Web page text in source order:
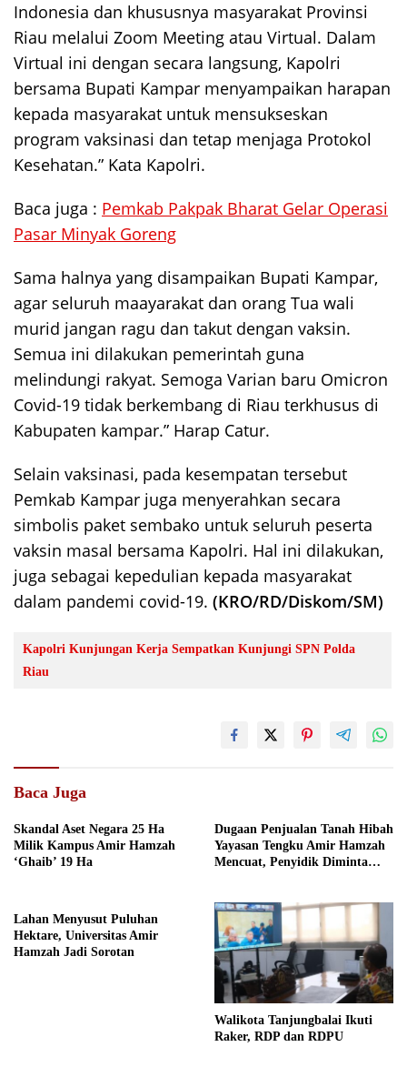
Indonesia dan khususnya masyarakat Provinsi
Riau melalui Zoom Meeting atau Virtual. Dalam
Virtual ini dengan secara langsung, Kapolri
bersama Bupati Kampar menyampaikan harapan
kepada masyarakat untuk mensukseskan
program vaksinasi dan tetap menjaga Protokol
Kesehatan.” Kata Kapolri.
Baca juga : Pemkab Pakpak Bharat Gelar Operasi
Pasar Minyak Goreng
Sama halnya yang disampaikan Bupati Kampar,
agar seluruh maayarakat dan orang Tua wali
murid jangan ragu dan takut dengan vaksin.
Semua ini dilakukan pemerintah guna
melindungi rakyat. Semoga Varian baru Omicron
Covid-19 tidak berkembang di Riau terkhusus di
Kabupaten kampar.” Harap Catur.
Selain vaksinasi, pada kesempatan tersebut
Pemkab Kampar juga menyerahkan secara
simbolis paket sembako untuk seluruh peserta
vaksin masal bersama Kapolri. Hal ini dilakukan,
juga sebagai kepedulian kepada masyarakat
dalam pandemi covid-19. (KRO/RD/Diskom/SM)
Kapolri Kunjungan Kerja Sempatkan Kunjungi SPN Polda
Riau
Baca Juga
Skandal Aset Negara 25 Ha
Milik Kampus Amir Hamzah
‘Ghaib’ 19 Ha
Dugaan Penjualan Tanah Hibah
Yayasan Tengku Amir Hamzah
Mencuat, Penyidik Diminta
Lahan Menyusut Puluhan
Hektare, Universitas Amir
Hamzah Jadi Sorotan
Walikota Tanjungbalai Ikuti
Raker, RDP dan RDPU